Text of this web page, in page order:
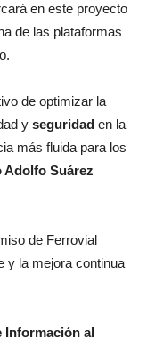
en este proyecto
de las plataformas
de optimizar la
y seguridad en la
más fluida para los
Adolfo Suárez
de Ferrovial
y la mejora continua
Información al